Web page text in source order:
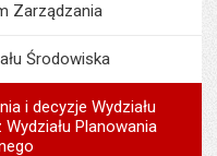
Zarządzania
Środowiska
i decyzje Wydziału
Planowania